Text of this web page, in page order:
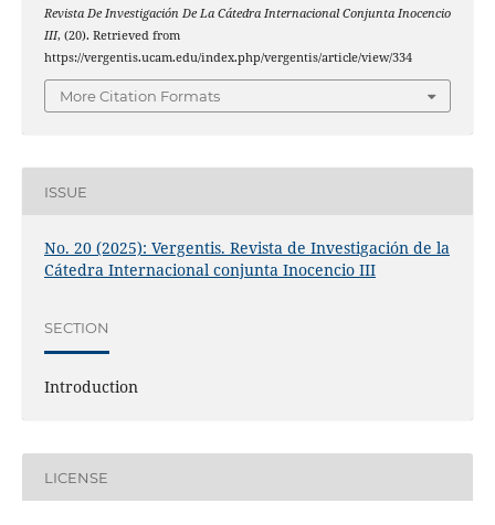
Revista De Investigación De La Cátedra Internacional Conjunta Inocencio
III, (20). Retrieved from
https://vergentis.ucam.edu/index.php/vergentis/article/view/334
More Citation Formats
ISSUE
No. 20 (2025): Vergentis. Revista de Investigación de la
Cátedra Internacional conjunta Inocencio III
SECTION
Introduction
LICENSE